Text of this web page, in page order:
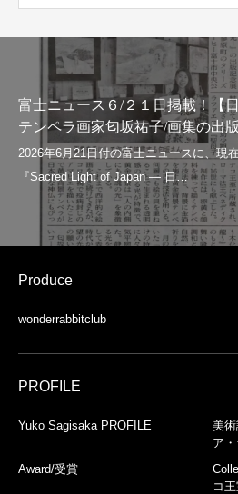
富士ニュース６/２１日掲載！【
テンペラ画家匂坂祐子/画集の出
Produce
wonderrabbitclub
PROFILE
Yuko Sagisaka PROFILE
美
ア
Award/受賞
コ